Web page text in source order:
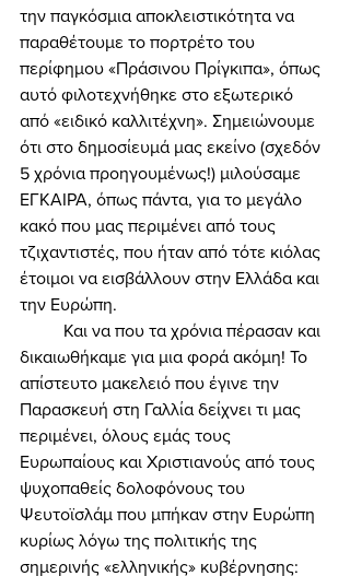
την παγκόσμια αποκλειστικότητα να
παραθέτουμε το πορτρέτο του
περίφημου «Πράσινου Πρίγκιπα», όπως
αυτό φιλοτεχνήθηκε στο εξωτερικό
από «ειδικό καλλιτέχνη». Σημειώνουμε
ότι στο δημοσίευμά μας εκείνο (σχεδόν
5 χρόνια προηγουμένως!) μιλούσαμε
ΕΓΚΑΙΡΑ, όπως πάντα, για το μεγάλο
κακό που μας περιμένει από τους
τζιχαντιστές, που ήταν από τότε κιόλας
έτοιμοι να εισβάλλουν στην Ελλάδα και
την Ευρώπη.
δικαιωθήκαμε για μια φορά ακόμη! Το
απίστευτο μακελειό που έγινε την
Παρασκευή στη Γαλλία δείχνει τι μας
περιμένει, όλους εμάς τους
Ευρωπαίους και Χριστιανούς από τους
ψυχοπαθείς δολοφόνους του
Ψευτοϊσλάμ που μπήκαν στην Ευρώπη
κυρίως λόγω της πολιτικής της
σημερινής «ελληνικής» κυβέρνησης: